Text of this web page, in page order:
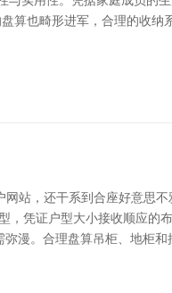
算也畸形进军，合理的收
站，还干系到合座好意思
凭证户型大小接收顺应的
漫。合理盘算吊柜、地柜